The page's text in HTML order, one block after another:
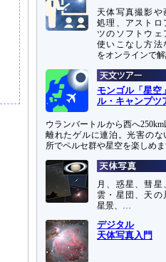
天体写真撮影や
処理、アストロ
ツのソフトウェ
使いこなし方法
をオンラインで
モンゴル「星空
ル・キャンプツ
ウランバートルから西へ250km
離れたゲルに連泊。光害のな
所でペルセ群や星空を楽しめ
月、惑星、彗星
雲・星団、天の
星景、…
デジタル
天体写真入門